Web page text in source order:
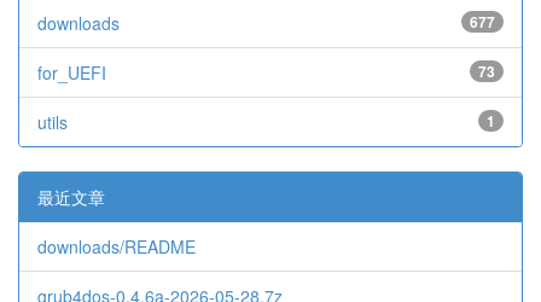
677
downloads
73
for_UEFI
1
utils
最近文章
downloads/README
grub4dos-0.4.6a-2026-05-28.7z